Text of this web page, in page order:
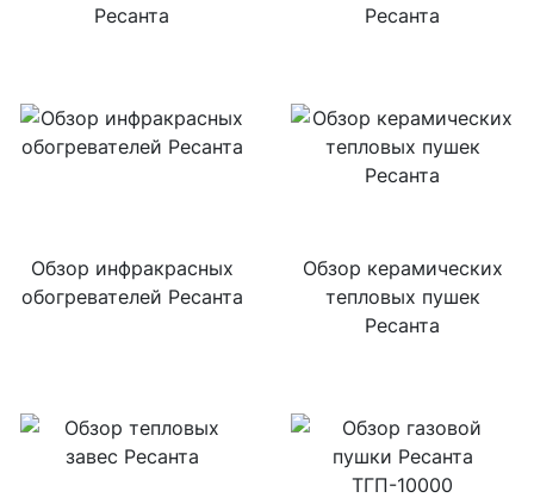
Ресанта
Ресанта
Обзор инфракрасных
обогревателей Ресанта
Обзор керамических
тепловых пушек
Ресанта